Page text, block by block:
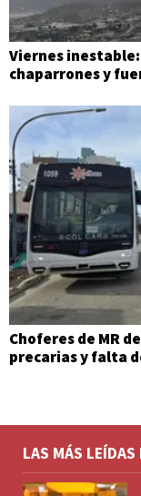
Viernes
chaparrones y
Choferes de MR
precarias y falta
LAS MÁS LEÍDAS